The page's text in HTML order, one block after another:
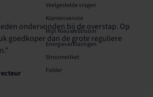
ondervonden bij de overstap. Op
goedkoper dan de grote reguliere
Veelgestelde vragen
Klantenservice
Mijn NieuweStroom
Energieverklaringen
Stroometiket
Folder